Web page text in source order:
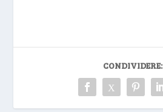
CONDIVIDERE: